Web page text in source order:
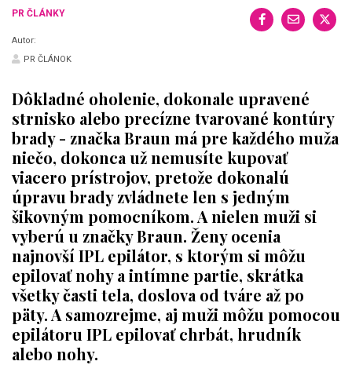
PR ČLÁNKY
Autor:
PR ČLÁNOK
Dôkladné oholenie, dokonale upravené
strnisko alebo precízne tvarované kontúry
brady - značka Braun má pre každého muža
niečo, dokonca už nemusíte kupovať
viacero prístrojov, pretože dokonalú
úpravu brady zvládnete len s jedným
šikovným pomocníkom. A nielen muži si
vyberú u značky Braun. Ženy ocenia
najnovší IPL epilátor, s ktorým si môžu
epilovať nohy a intímne partie, skrátka
všetky časti tela, doslova od tváre až po
päty. A samozrejme, aj muži môžu pomocou
epilátoru IPL epilovať chrbát, hrudník
alebo nohy.